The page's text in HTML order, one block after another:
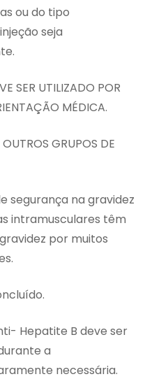
ou do tipo
seja
SER UTILIZADO POR
MÉDICA.
GRUPOS DE
segurança na gravidez
intramusculares têm
por muitos
Hepatite B deve ser
a
necessária.